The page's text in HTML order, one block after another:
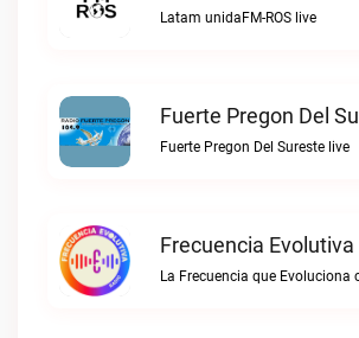
Latam unidaFM-ROS live
Fuerte Pregon Del
Fuerte Pregon Del Sureste live
Frecuencia Evolutiva